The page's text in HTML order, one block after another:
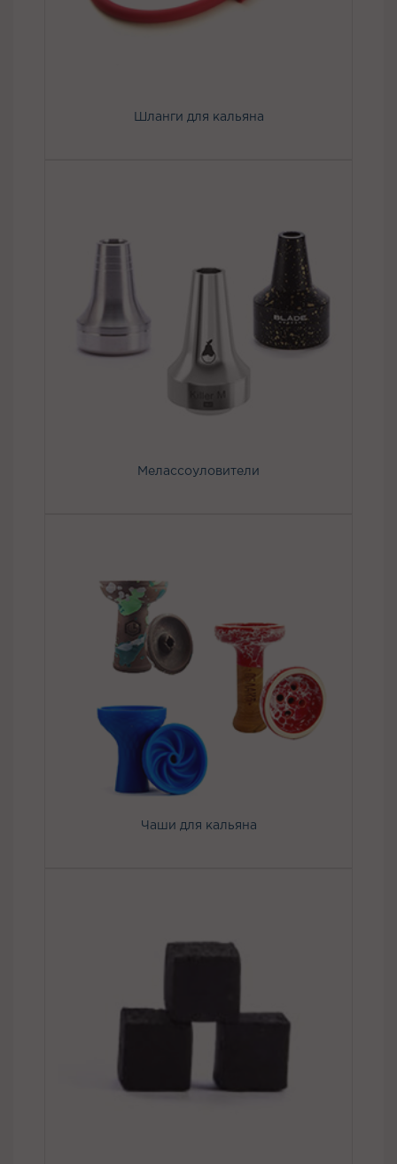
Шланги для кальяна
Мелассоуловители
Чаши для кальяна